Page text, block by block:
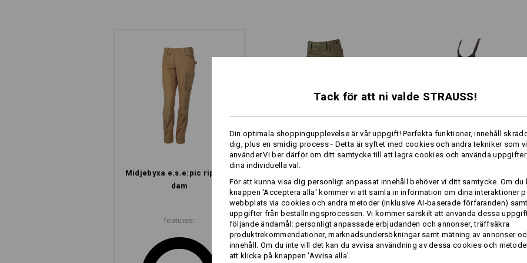
med liten ficka med blixtlås
2 bakfickor, båda med
Höger ben: funktionell
Vänster ben: mångsidig
rymligt smartphonefack och
särskilt utsatta partier
Material:
Ovanmaterial 50% Polyamid / 48%
Skötselråd:
Trumla torrt, låg temperatur
Får ej torrengöras
mer
Komfort, osynlig men direkt märkbar: Det här knäpartiet har det som krävs!
1 / 5
Midjebyxa e.s.​e:pic ripstop,
dam
features:
dam
2020
Samma features: Samma features:
Tack för att ni valde STRAUSS!
Din optimala shoppingupplevelse är vår uppgift! Perfekta funktioner, innehåll
dig, plus en smidig process - Detta är syftet med cookies och andra tekniker som vi
använder.Vi ber därför om ditt samtycke till att lagra cookies och använda
dina individuella val.
För att kunna visa dig personligt anpassat innehåll behöver vi ditt samtycke. Om du
knappen 'Acceptera alla' kommer vi att samla in information om dina interaktioner
webbplats via cookies och andra metoder (inklusive AI‑baserade förfaranden) samt
uppgifter från beställningsprocessen. Vi kommer särskilt att använda dessa
följande ändamål: personligt anpassade erbjudanden och annonser, träffsäkra
produktrekommendationer, marknadsundersökningar samt mätning av annonser
innehåll. Om du inte vill det kan du avvisa användning av dessa cookies och
att klicka på knappen 'Avvisa alla'.